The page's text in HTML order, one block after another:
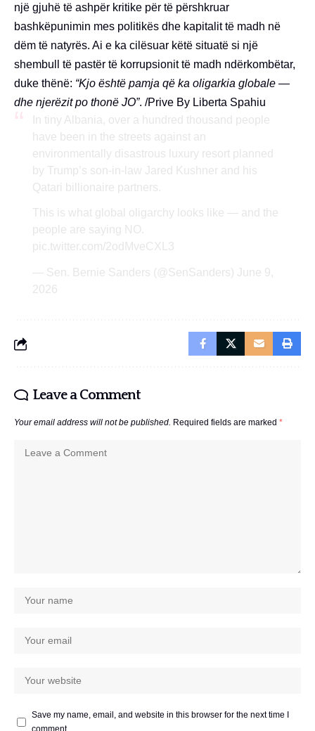
një gjuhë të ashpër kritike për të përshkruar
bashkëpunimin mes politikës dhe kapitalit të madh në
dëm të natyrës. Ai e ka cilësuar këtë situatë si një
shembull të pastër të korrupsionit të madh ndërkombëtar,
duke thënë: “Kjo është pamja që ka oligarkia globale —
dhe njerëzit po thonë JO”. /Prive By Liberta Spahiu
In tiny Albania, over a hundred thousand people
have been in the streets against an
environmentally disastrous luxury resort planned
by Trump’s son-in-law Jared Kushner and his
Qatari billionaire partners.
This is what global oligarchy looks like — and the
people are saying NO.
pic.twitter.com/2odMveCXL3
— Sen. Bernie Sanders (@SenSanders) June 9,
2026
Leave a Comment
Your email address will not be published. Required fields are marked *
Save my name, email, and website in this browser for the next time I
comment.